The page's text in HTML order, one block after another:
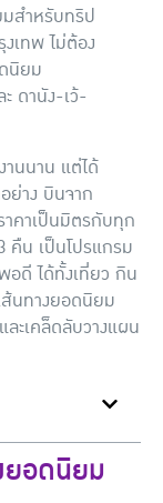
สำหรับทริป
เทพ ไม่ต้อง
นิยม
ดานัง-เว้-
านนาน แต่ได้
ย่าง บินจาก
าคาเป็นมิตรกับทุก
คืน เป็นโปรแกรม
ดี ได้ทั้งเที่ยว กิน
ส้นทางยอดนิยม
ะเคล็ดลับวางแผน
ยอดนิยม